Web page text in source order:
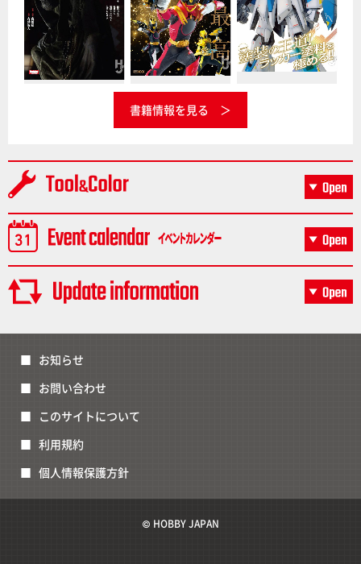
書籍情報を見る
お知らせ
お問い合わせ
このサイトについて
利用規約
個人情報保護方針
© HOBBY JAPAN